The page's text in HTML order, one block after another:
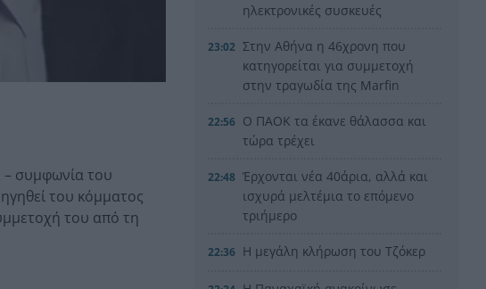
– συμφωνία του
του κόμματος
του από τη
ηλεκτρονικές συσκευές
23:02 Στην Αθήνα η 46χρονη που
κατηγορείται για συμμετοχή
στην τραγωδία της Marfin
22:56 Ο ΠΑΟΚ τα έκανε θάλασσα και
τώρα τρέχει
22:48 Έρχονται νέα 40άρια, αλλά και
ισχυρά μελτέμια το επόμενο
τριήμερο
22:36 Η μεγάλη κλήρωση του Τζόκερ